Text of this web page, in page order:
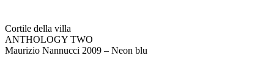
Cortile della villa
ANTHOLOGY TWO
Maurizio Nannucci 2009 – Neon blu